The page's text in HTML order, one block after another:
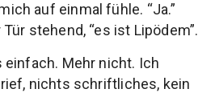
auf einmal fühle. “Ja.”
stehend, “es ist Lipödem”.
einfach. Mehr nicht. Ich
nichts schriftliches, kein